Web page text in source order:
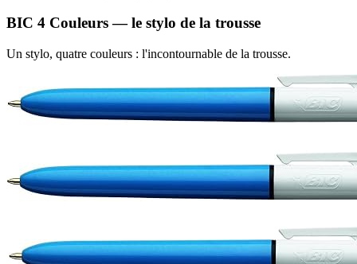
BIC 4 Couleurs — le stylo de la trousse
Un stylo, quatre couleurs : l'incontournable de la trousse.